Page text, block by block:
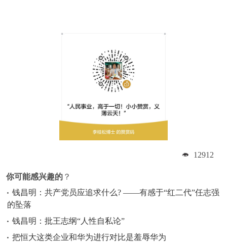
12912
你可能感兴趣的 ？
钱昌明：共产党员应追求什么? ——有感于“红二代”任志强
的坠落
钱昌明：批王志纲“人性自私论”
把恒大这类企业和华为进行对比是羞辱华为